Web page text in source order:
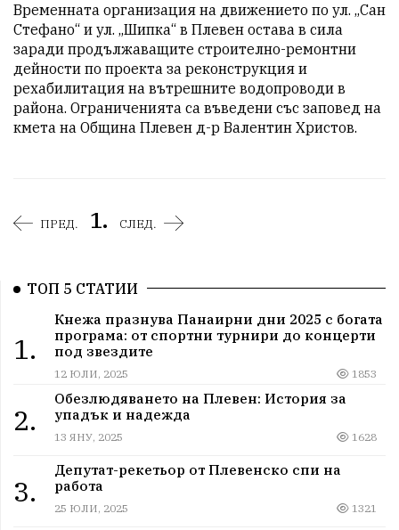
Временната организация на движението по ул. „Сан
Стефано“ и ул. „Шипка“ в Плевен остава в сила
заради продължаващите строително-ремонтни
дейности по проекта за реконструкция и
рехабилитация на вътрешните водопроводи в
района. Ограниченията са въведени със заповед на
кмета на Община Плевен д-р Валентин Христов.
ПРЕД. 1. СЛЕД.
ТОП 5 СТАТИИ
1.
Кнежа празнува Панаирни дни 2025 с богата
програма: от спортни турнири до концерти
под звездите
12 ЮЛИ, 2025 1853
2.
Обезлюдяването на Плевен: История за
упадък и надежда
13 ЯНУ, 2025 1628
3.
Депутат-рекетьор от Плевенско спи на
работа
25 ЮЛИ, 2025 1321